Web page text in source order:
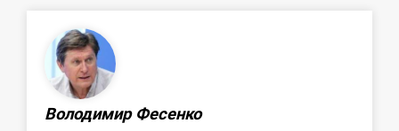
Володимир Фесенко